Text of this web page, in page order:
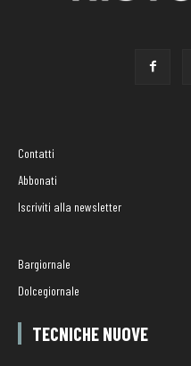
Contatti
Abbonati
Iscriviti alla newsletter
Bargiornale
Dolcegiornale
TECNICHE NUOVE